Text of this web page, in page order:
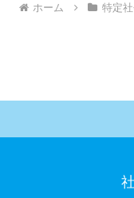
ホーム 特定